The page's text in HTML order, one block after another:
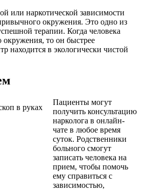
или наркотической зависимости
окружения. Это одно из
терапии. Когда человека
окружения, то он быстрее
находится в экологически чистой
Пациенты могут
получить консультацию
нарколога в онлайн-
чате в любое время
суток. Родственники
больного смогут
записать человека на
прием, чтобы помочь
ему справиться с
зависимостью,